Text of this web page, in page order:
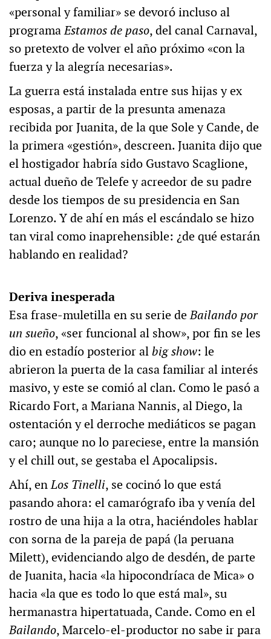
«personal y familiar» se devoró incluso al
programaEstamos de paso, del canal Carnaval,
so pretexto de volver el año próximo «con la
fuerza y la alegría necesarias».
La guerra está instalada entre sus hijas y ex
esposas, a partir de la presunta amenaza
recibida por Juanita, de la que Sole y Cande, de
la primera «gestión», descreen. Juanita dijo que
el hostigador habría sido Gustavo Scaglione,
actual dueño de Telefe y acreedor de su padre
desde los tiempos de su presidencia en San
Lorenzo. Y de ahí en más el escándalo se hizo
tan viral como inaprehensible: ¿de qué estarán
hablando en realidad?
Deriva inesperada
Esa frase-muletilla en su serie deBailando por
un sueño, «ser funcional al show», por fin se les
dio en estadío posterior albig show: le
abrieron la puerta de la casa familiar al interés
masivo, y este se comió al clan. Como le pasó a
Ricardo Fort, a Mariana Nannis, al Diego, la
ostentación y el derroche mediáticos se pagan
caro; aunque no lo pareciese, entre la mansión
y el chill out, se gestaba el Apocalipsis.
Ahí, enLos Tinelli, se cocinó lo que está
pasando ahora: el camarógrafo iba y venía del
rostro de una hija a la otra, haciéndoles hablar
con sorna de la pareja de papá (la peruana
Milett), evidenciando algo de desdén, de parte
de Juanita, hacia «la hipocondríaca de Mica» o
hacia «la que es todo lo que está mal», su
hermanastra hipertatuada, Cande. Como en el
Bailando, Marcelo-el-productor no sabe ir para